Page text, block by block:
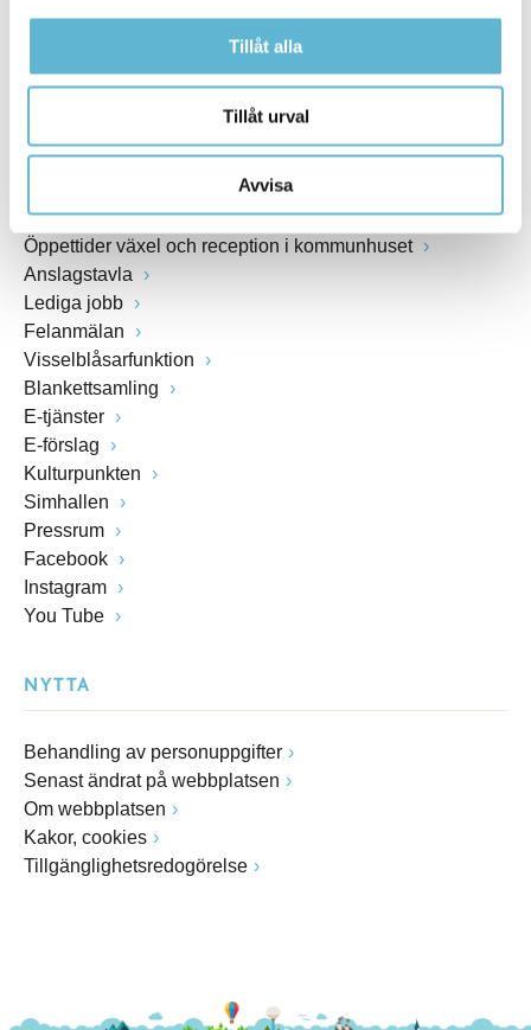
Tillåt alla
Tillåt urval
Avvisa
Fax: 0456-82 22 00
Öppettider växel och reception i kommunhuset
Anslagstavla
Lediga jobb
Felanmälan
Visselblåsarfunktion
Blankettsamling
E-tjänster
E-förslag
Kulturpunkten
Simhallen
Pressrum
Facebook
Instagram
You Tube
NYTTA
Behandling av personuppgifter
Senast ändrat på webbplatsen
Om webbplatsen
Kakor, cookies
Tillgänglighetsredogörelse